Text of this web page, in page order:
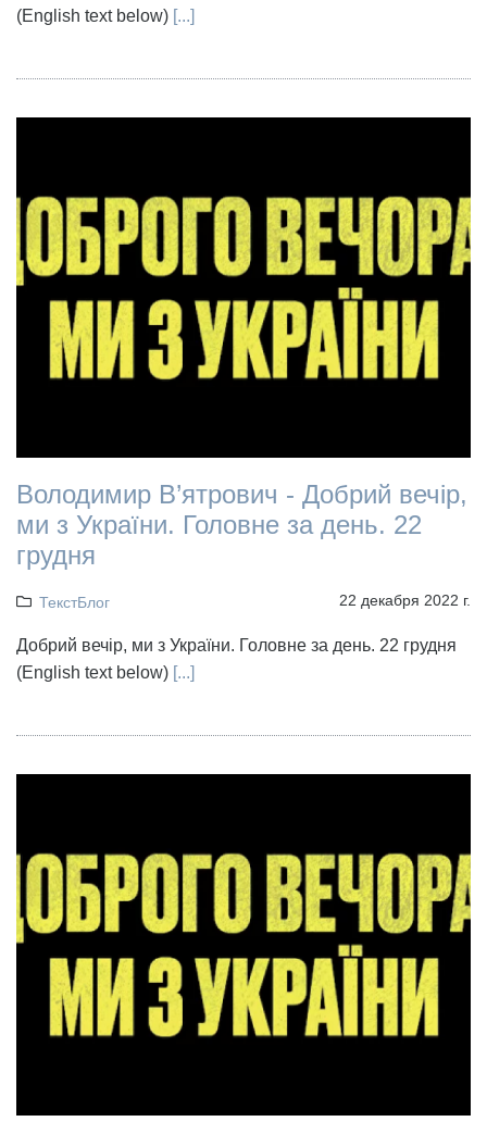
(English text below) [...]
Володимир В’ятрович - Добрий вечір,
ми з України. Головне за день. 22
грудня
ТекстБлог 22 декабря 2022 г.
Добрий вечір, ми з України. Головне за день. 22 грудня
(English text below) [...]